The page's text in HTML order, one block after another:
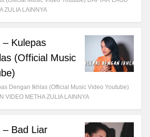
ZULIA LAINNYA
– Kulepas
(Official Music
Dengan Ikhlas (Official Music Video Youtube)
VIDEO METHA ZULIA LAINNYA
– Bad Liar